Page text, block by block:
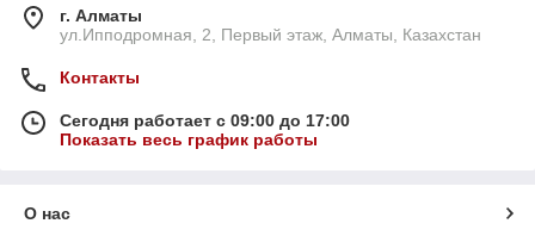
г. Алматы
ул.Ипподромная, 2, Первый этаж, Алматы, Казахстан
Контакты
Сегодня работает с 09:00 до 17:00
Показать весь график работы
О нас